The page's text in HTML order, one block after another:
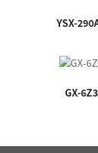
YSX-
GX-6Z3